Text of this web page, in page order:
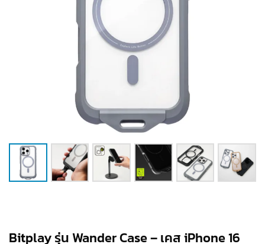
Bitplay รุ่น Wander Case – เคส iPhone 16